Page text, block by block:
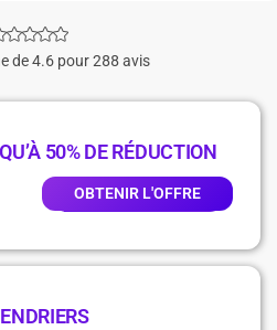
de 4.6 pour 288 avis
50% DE RÉDUCTION
OBTENIR L'OFFRE